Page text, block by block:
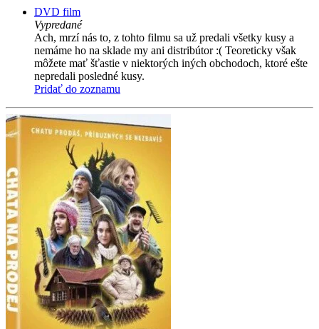
DVD film
Vypredané
Ach, mrzí nás to, z tohto filmu sa už predali všetky kusy a
nemáme ho na sklade my ani distribútor :( Teoreticky však
môžete mať šťastie v niektorých iných obchodoch, ktoré ešte
nepredali posledné kusy.
Pridať do zoznamu